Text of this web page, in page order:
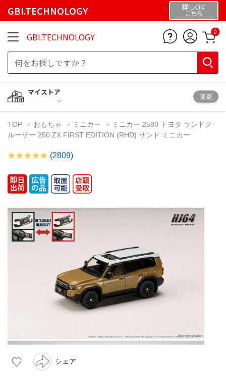
GBI.TECHNOLOGY 詳しくは
こちら
GBI.TECHNOLOGY 0
マイストア
変更
TOP おもちゃ ミニカー
ミニカー 2580 トヨタ ランドク
ルーザー 250 ZX FIRST EDITION (RHD) サンド ミニカー
(2809)
シェア